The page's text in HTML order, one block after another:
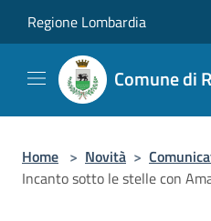
Regione Lombardia
Comune di
Home > Novità >
Incanto sotto le stelle con